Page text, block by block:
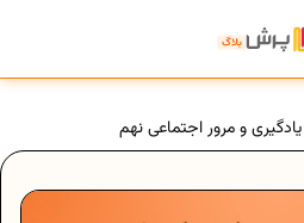
و مرور اجتماعی نهم